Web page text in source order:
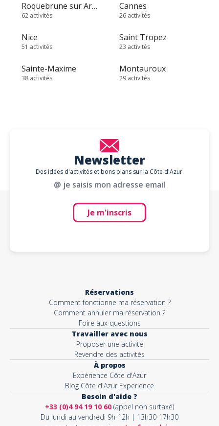
Roquebrune sur Argens
62 activités
Cannes
26 activités
Nice
51 activités
Saint Tropez
23 activités
Sainte-Maxime
38 activités
Montauroux
29 activités
Newsletter
Des idées d'activités et bons plans sur la Côte d'Azur.
@ je saisis mon adresse email
Je m'inscris
Réservations
Comment fonctionne ma réservation ?
Comment annuler ma réservation ?
Foire aux questions
Travailler avec nous
Proposer une activité
Revendre des activités
À propos
Expérience Côte d'Azur
Blog Côte d'Azur Experience
Besoin d'aide ?
+33 (0)4 94 19 10 60 (appel non surtaxé)
Du lundi au vendredi 9h-12h | 13h30-17h30